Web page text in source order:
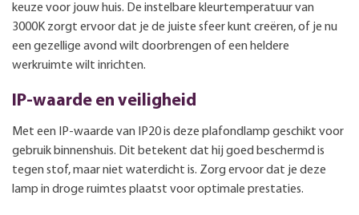
keuze voor jouw huis. De instelbare kleurtemperatuur van
3000K zorgt ervoor dat je de juiste sfeer kunt creëren, of je nu
een gezellige avond wilt doorbrengen of een heldere
werkruimte wilt inrichten.
IP-waarde en veiligheid
Met een IP-waarde van IP20 is deze plafondlamp geschikt voor
gebruik binnenshuis. Dit betekent dat hij goed beschermd is
tegen stof, maar niet waterdicht is. Zorg ervoor dat je deze
lamp in droge ruimtes plaatst voor optimale prestaties.